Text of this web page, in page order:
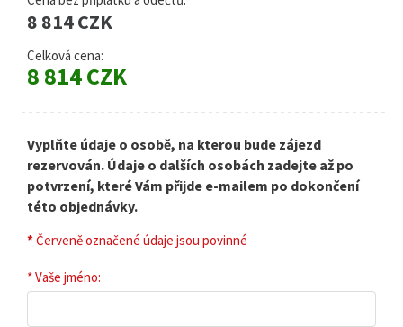
8 814 CZK
Celková cena:
8 814 CZK
Vyplňte údaje o osobě, na kterou bude zájezd
rezervován. Údaje o dalších osobách zadejte až po
potvrzení, které Vám přijde e-mailem po dokončení
této objednávky.
*Červeně označené údaje jsou povinné
* Vaše jméno: